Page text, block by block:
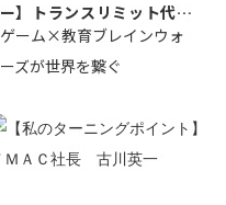
ー】トランスリミット代表
取締役社長 ...
ゲーム×教育ブレインウォ
ーズが世界を繋ぐ